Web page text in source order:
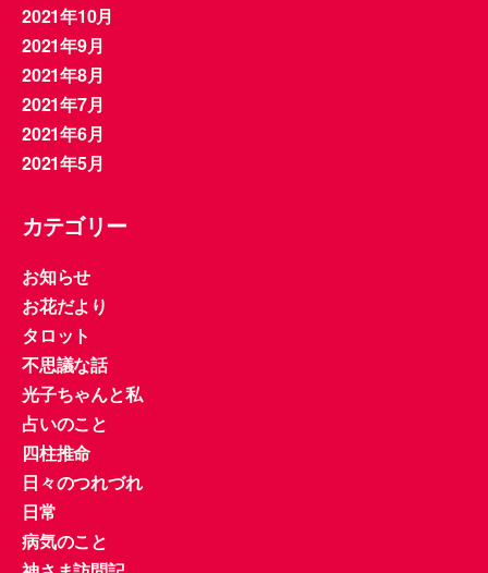
2021年10月
2021年9月
2021年8月
2021年7月
2021年6月
2021年5月
カテゴリー
お知らせ
お花だより
タロット
不思議な話
光子ちゃんと私
占いのこと
四柱推命
日々のつれづれ
日常
病気のこと